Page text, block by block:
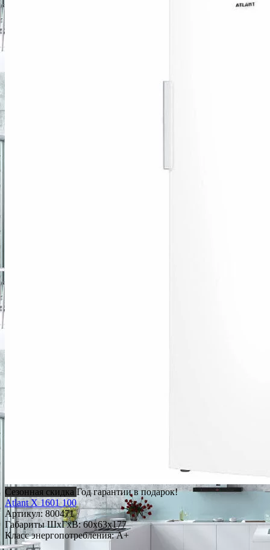
Сезонная скидка Год гарантии в подарок!
Atlant Х 1601 100
Артикул: 800471
Габариты ШxГxВ: 60x63x177
Класс энергопотребления: A+